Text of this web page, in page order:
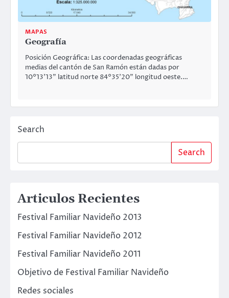
MAPAS
Geografía
Posición Geográfica: Las coordenadas geográficas
medias del cantón de San Ramón están dadas por
10°13’13” latitud norte 84°35’20” longitud oeste.…
Search
Search
Articulos Recientes
Festival Familiar Navideño 2013
Festival Familiar Navideño 2012
Festival Familiar Navideño 2011
Objetivo de Festival Familiar Navideño
Redes sociales